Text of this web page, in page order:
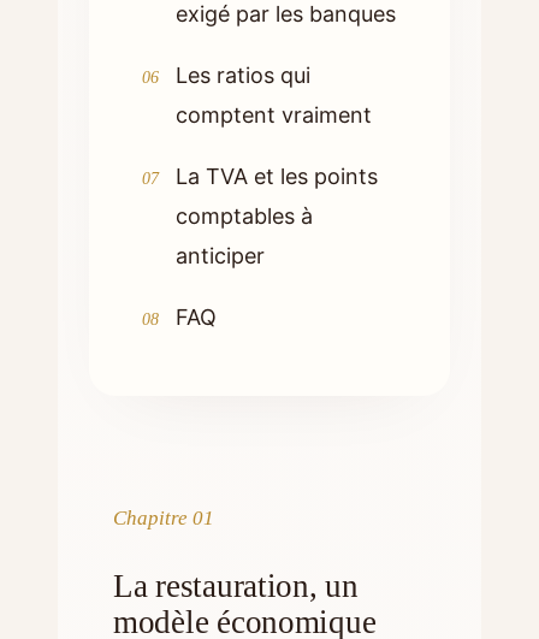
exigé par les banques
Les ratios qui
comptent vraiment
La TVA et les points
comptables à
anticiper
FAQ
Chapitre 01
La restauration, un
modèle économique